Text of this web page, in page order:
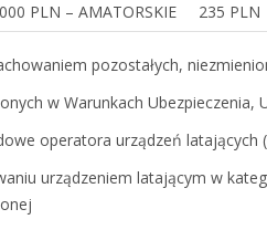
PLN – AMATORSKIE
235 PLN
pozostałych,
w Warunkach
operatora urządzeń
urządzeniem latającym w